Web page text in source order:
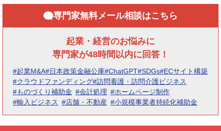
専門家無料メール相談はこちら
起業・経営のお悩みに
専門家が48時間以内に回答！
#起業M&A#日本政策金融公庫#ChatGPT#SDGs#ECサイト構築
#クラウドファンディング#訪問看護・訪問介護ビジネス
#ものづくり補助金 #会計処理 #ホームページ制作
#輸入ビジネス #店舗・不動産 #小規模事業者持続化補助金